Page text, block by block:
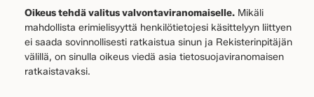
Oikeus tehdä valitus valvontaviranomaiselle. Mikäli
mahdollista erimielisyyttä henkilötietojesi käsittelyyn liittyen
ei saada sovinnollisesti ratkaistua sinun ja Rekisterinpitäjän
välillä, on sinulla oikeus viedä asia tietosuojaviranomaisen
ratkaistavaksi.